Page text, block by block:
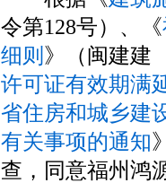
令第128号）、《
细则 》（闽建建
许可证有效期满
省住房和城乡建
有关事项的通知
查，同意福州鸿